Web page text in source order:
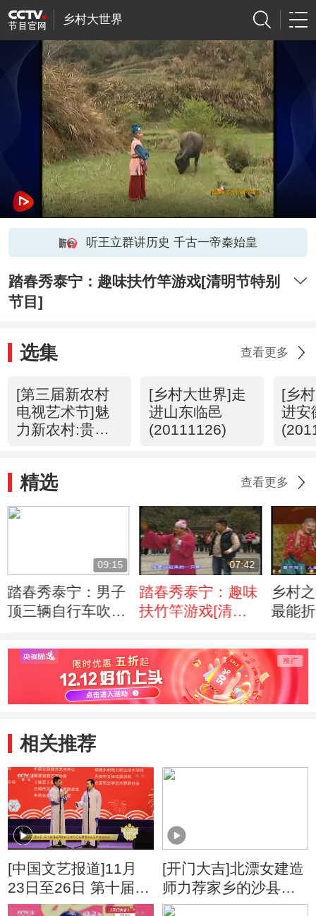
乡村大世界
听王立群讲历史 千古一帝秦始皇
踏春秀泰宁：趣味扶竹竿游戏[清明节特别
节目]
选集 查看更多
[第三届新农村
电视艺术节]魅
力新农村:贵州
[乡村大世界]走
进山东临邑
(20111126)
[乡
进安
精选 查看更多
09:15
踏春秀泰宁：男子
顶三辆自行车吹电
特别节目]
07:42
踏春秀泰宁：趣味
扶竹竿游戏[清明
乡村
最能
相关推荐
[中国文艺报道]11月
23日至26日 第十届海
峡两岸曲艺欢乐汇在
[开门大吉]北漂女建造
师力荐家乡的沙县小
吃 泥鳅粉干 芋饺听到